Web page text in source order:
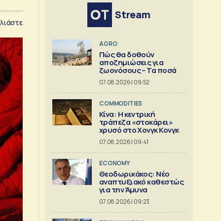
Stream
AGRO
Πώς θα δοθούν
αποζημιώσεις για
ζωονόσους – Τα ποσά
07.08.2026 | 09:52
COMMODITIES
Κίνα: Η κεντρική
τράπεζα «στοκάρει»
χρυσό στο Χονγκ Κονγκ
07.08.2026 | 09:41
ECONOMY
Θεοδωρικάκος: Νέο
αναπτυξιακό καθεστώς
για την Άμυνα
07.08.2026 | 09:23